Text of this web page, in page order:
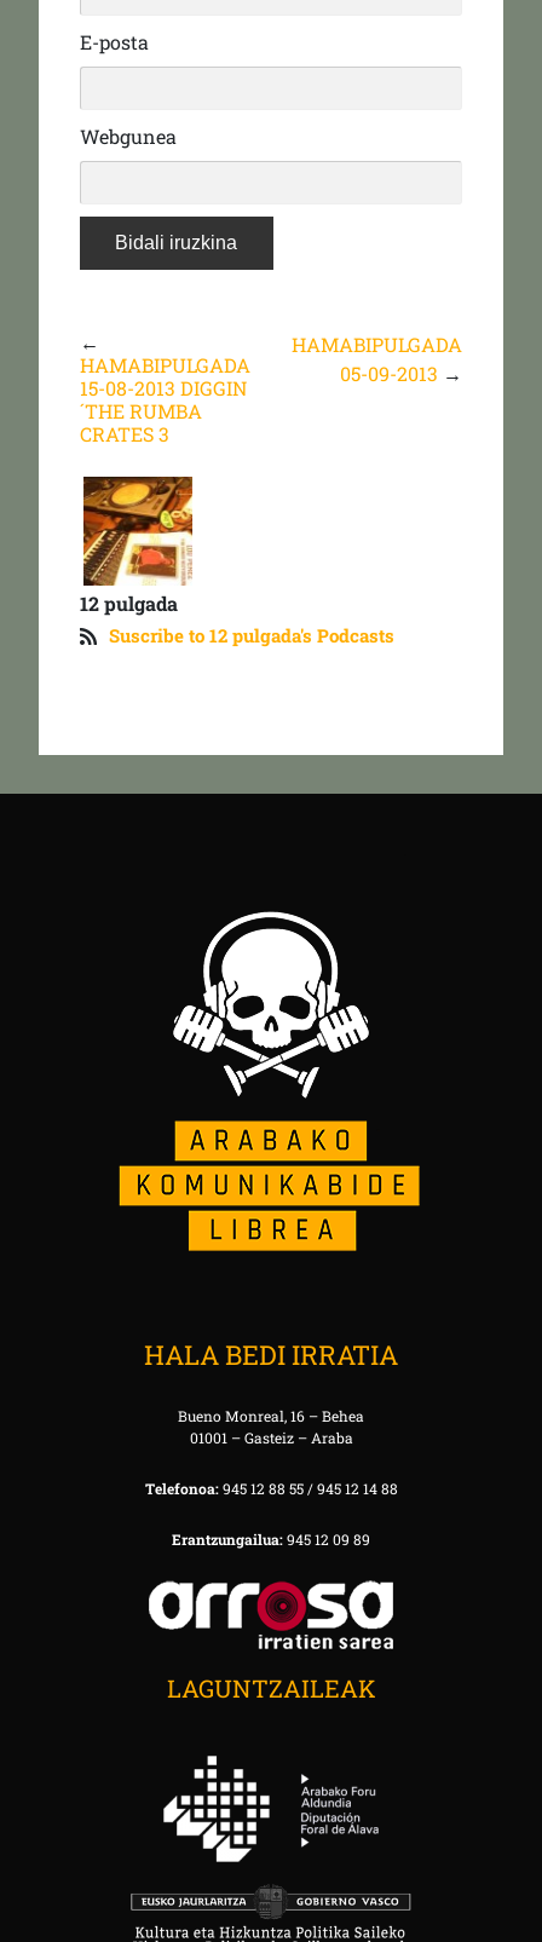
E-posta
Webgunea
←
HAMABIPULGADA
15-08-2013 DIGGIN
´THE RUMBA
CRATES 3
HAMABIPULGADA
05-09-2013 →
12 pulgada
Suscribe to 12 pulgada's Podcasts
HALA BEDI IRRATIA
Bueno Monreal, 16 – Behea
01001 – Gasteiz – Araba
Telefonoa:945 12 88 55 / 945 12 14 88
Erantzungailua:945 12 09 89
LAGUNTZAILEAK